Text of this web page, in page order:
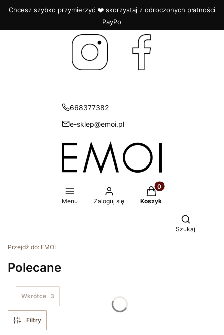
Chcesz szybko przymierzyć ❤️ skorzystaj z odroczonych płatności
PayPo
668377382
e-sklep@emoi.pl
Menu Zaloguj się
Produkty w
Koszyk
Otwórz
Szukaj
Przejdź do: EMOI
Polecane
Wkrótce 3
Filtry